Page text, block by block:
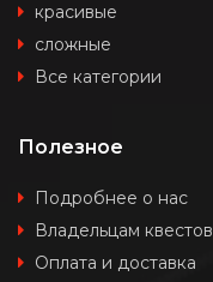
красивые
сложные
Все категории
Полезное
Подробнее о нас
Владельцам квестов
Оплата и доставка